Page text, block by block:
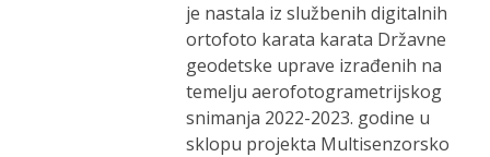
je nastala iz službenih digitalnih
ortofoto karata karata Državne
geodetske uprave izrađenih na
temelju aerofotogrametrijskog
snimanja 2022-2023. godine u
sklopu projekta Multisenzorsko